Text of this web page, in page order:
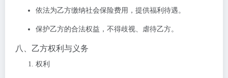
依法为乙方缴纳社会保险费用，提供福利待遇。
保护乙方的合法权益，不得歧视、虐待乙方。
八、乙方权利与义务
权利